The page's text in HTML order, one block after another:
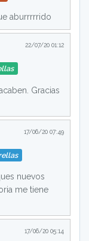
aburrrrrido
22/07/20 01:12
Gracias
17/06/20 07:49
nuevos
me tiene
17/06/20 05:14